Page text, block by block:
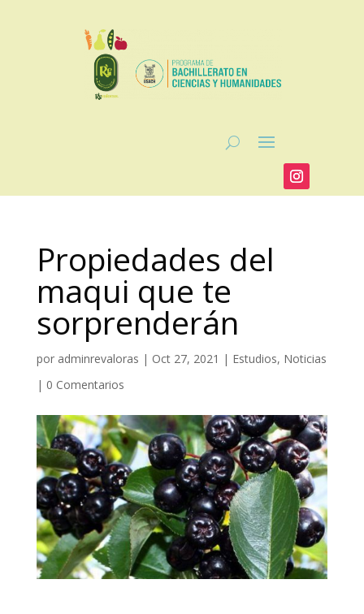
Propiedades del
maqui que te
sorprenderán
por adminrevaloras | Oct 27, 2021 | Estudios, Noticias
| 0 Comentarios